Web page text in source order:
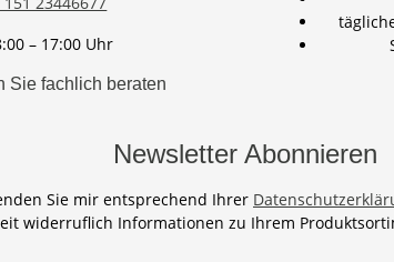
– 17:00 Uhr
Sie fachlich beraten
Newsletter Abonnieren
Sie mir entsprechend Ihrer
widerruflich Informationen zu Ihrem